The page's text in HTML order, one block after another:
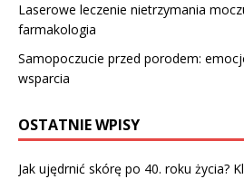
Laserowe leczenie nietrzymania
farmakologia
Samopoczucie przed porodem:
wsparcia
OSTATNIE WPISY
Jak ujędrnić skórę po 40. roku życia?